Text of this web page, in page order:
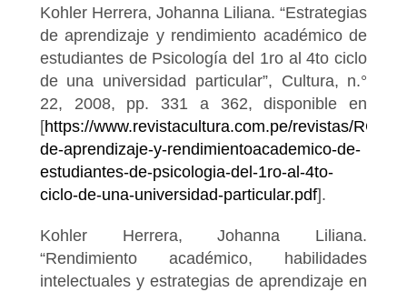
Kohler Herrera, Johanna Liliana. “Estrategias
de aprendizaje y rendimiento académico de
estudiantes de Psicología del 1ro al 4to ciclo
de una universidad particular”, Cultura, n.°
22, 2008, pp. 331 a 362, disponible en
[https://www.revistacultura.com.pe/revistas/
de-aprendizaje-y-rendimientoacademico-de-
estudiantes-de-psicologia-del-1ro-al-4to-
ciclo-de-una-universidad-particular.pdf].
Kohler Herrera, Johanna Liliana.
“Rendimiento académico, habilidades
intelectuales y estrategias de aprendizaje en